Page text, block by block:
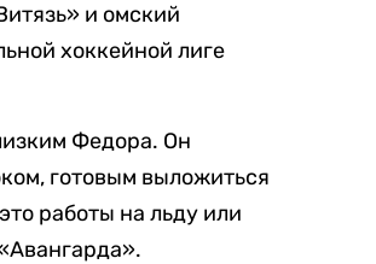
и омский
хоккейной лиге
Федора. Он
готовым выложиться
работы на льду или